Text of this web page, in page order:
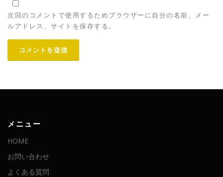
次回のコメントで使用するためブラウザーに自分の名前、メー
ルアドレス、サイトを保存する。
メニュー
HOME
お問い合わせ
よくある質問